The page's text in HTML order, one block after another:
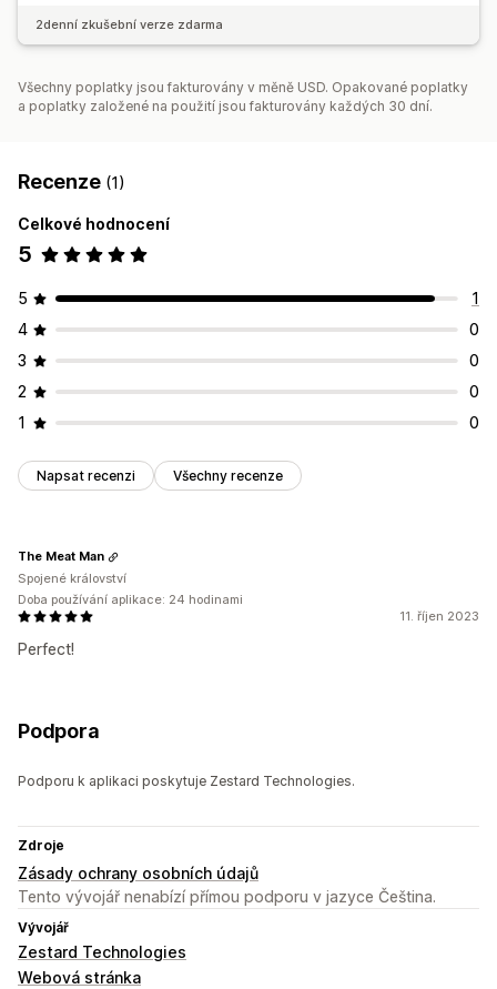
2denní zkušební verze zdarma
Všechny poplatky jsou fakturovány v měně USD. Opakované poplatky
a poplatky založené na použití jsou fakturovány každých 30 dní.
Recenze (1)
Celkové hodnocení
5
5
1
4
0
3
0
2
0
1
0
Napsat recenzi Všechny recenze
11. říjen 2023
Perfect!
The Meat Man
Spojené království
Doba používání aplikace: 24 hodinami
Podpora
Podporu k aplikaci poskytuje Zestard Technologies.
Zdroje
Zásady ochrany osobních údajů
Tento vývojář nenabízí přímou podporu v jazyce Čeština.
Vývojář
Zestard Technologies
Webová stránka